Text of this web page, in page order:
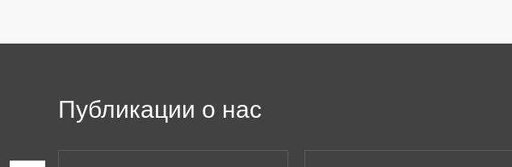
Публикации о нас